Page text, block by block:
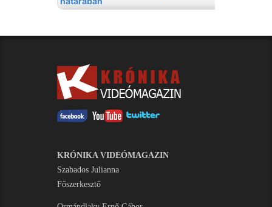
KRÓNIKA VIDEÓMAGAZIN
Szabados Julianna
Főszerkesztő